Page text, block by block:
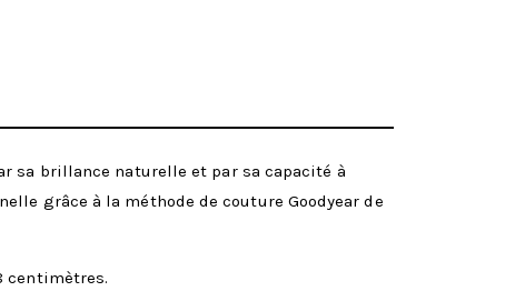
sa brillance naturelle et par sa capacité à
grâce à la méthode de couture Goodyear de
centimètres.